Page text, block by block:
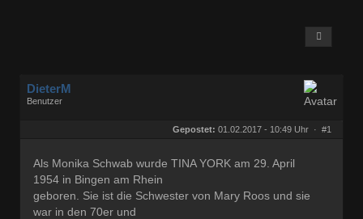
DieterM
Benutzer
Gepostet: 01.02.2017 - 10:49 Uhr · #1
Als Monika Schwab wurde TINA YORK am 29. April
1954 in Bingen am Rhein
geboren. Sie ist die Schwester von Mary Roos und sie
war in den 70er und